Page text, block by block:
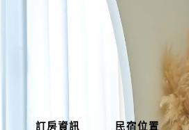
訂房資訊 民宿位置